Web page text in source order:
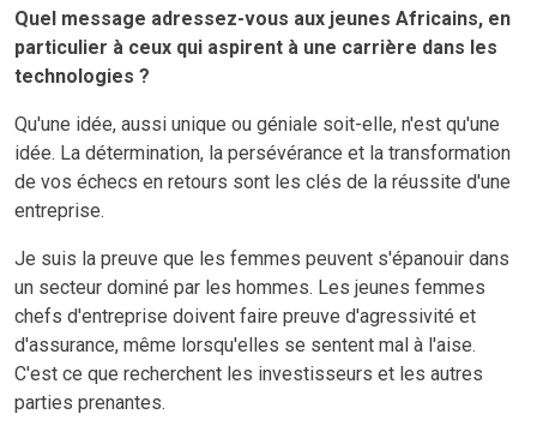
Quel message adressez-vous aux jeunes Africains, en
particulier à ceux qui aspirent à une carrière dans les
technologies ?
Qu'une idée, aussi unique ou géniale soit-elle, n'est qu'une
idée. La détermination, la persévérance et la transformation
de vos échecs en retours sont les clés de la réussite d'une
entreprise.
Je suis la preuve que les femmes peuvent s'épanouir dans
un secteur dominé par les hommes. Les jeunes femmes
chefs d'entreprise doivent faire preuve d'agressivité et
d'assurance, même lorsqu'elles se sentent mal à l'aise.
C'est ce que recherchent les investisseurs et les autres
parties prenantes.